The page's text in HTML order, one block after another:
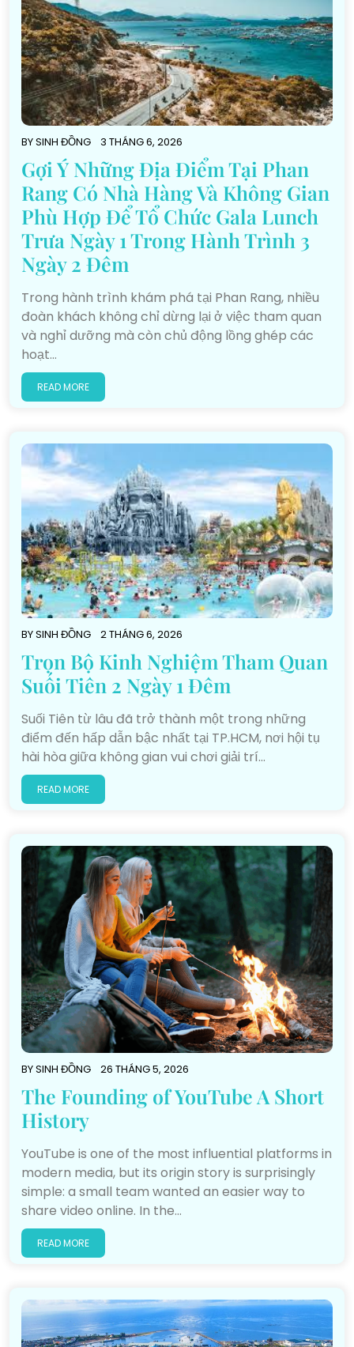
BYSINH ĐỒNG 3 THÁNG 6, 2026
Gợi Ý Những Địa Điểm Tại Phan
Rang Có Nhà Hàng Và Không Gian
Phù Hợp Để Tổ Chức Gala Lunch
Trưa Ngày 1 Trong Hành Trình 3
Ngày 2 Đêm
Trong hành trình khám phá tại Phan Rang, nhiều
đoàn khách không chỉ dừng lại ở việc tham quan
và nghỉ dưỡng mà còn chủ động lồng ghép các
hoạt…
READ MORE
BYSINH ĐỒNG 2 THÁNG 6, 2026
Trọn Bộ Kinh Nghiệm Tham Quan
Suối Tiên 2 Ngày 1 Đêm
Suối Tiên từ lâu đã trở thành một trong những
điểm đến hấp dẫn bậc nhất tại TP.HCM, nơi hội tụ
hài hòa giữa không gian vui chơi giải trí…
READ MORE
BYSINH ĐỒNG 26 THÁNG 5, 2026
The Founding of YouTube A Short
History
YouTube is one of the most influential platforms in
modern media, but its origin story is surprisingly
simple: a small team wanted an easier way to
share video online. In the…
READ MORE